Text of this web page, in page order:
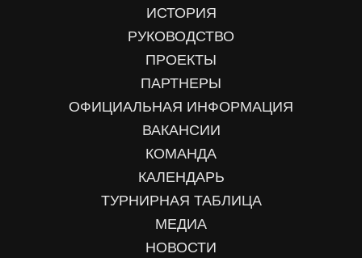
ИСТОРИЯ
РУКОВОДСТВО
ПРОЕКТЫ
ПАРТНЕРЫ
ОФИЦИАЛЬНАЯ ИНФОРМАЦИЯ
ВАКАНСИИ
КОМАНДА
КАЛЕНДАРЬ
ТУРНИРНАЯ ТАБЛИЦА
МЕДИА
НОВОСТИ